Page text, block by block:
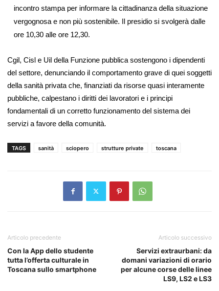
incontro stampa per informare la cittadinanza della situazione
vergognosa e non più sostenibile. Il presidio si svolgerà dalle
ore 10,30 alle ore 12,30.
Cgil, Cisl e Uil della Funzione pubblica sostengono i dipendenti
del settore, denunciando il comportamento grave di quei soggetti
della sanità privata che, finanziati da risorse quasi interamente
pubbliche, calpestano i diritti dei lavoratori e i principi
fondamentali di un corretto funzionamento del sistema dei
servizi a favore della comunità.
TAGS sanità sciopero strutture private toscana
Articolo precedente
Con la App dello studente
tutta l’offerta culturale in
Toscana sullo smartphone
Articolo successivo
Servizi extraurbani: da
domani variazioni di orario
per alcune corse delle linee
LS9, LS2 e LS3